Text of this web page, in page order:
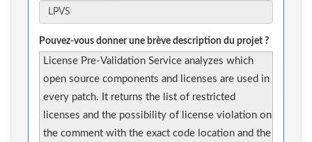
Pouvez-vous donner une brève description du projet ?
License Pre-Validation Service analyzes which
open source components and licenses are used in
every patch. It returns the list of restricted
licenses and the possibility of license violation on
the comment with the exact code location and the